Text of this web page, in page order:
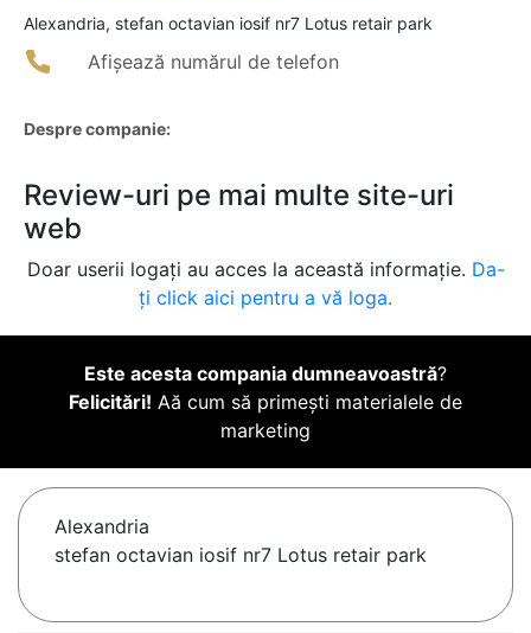
Alexandria, stefan octavian iosif nr7 Lotus retair park
Afișează numărul de telefon
Despre companie:
Review-uri pe mai multe site-uri
web
Doar userii logați au acces la această informație. Da-
ți click aici pentru a vă loga.
Este acesta compania dumneavoastră?
Felicitări! Aă cum să primești materialele de
marketing
Alexandria
stefan octavian iosif nr7 Lotus retair park